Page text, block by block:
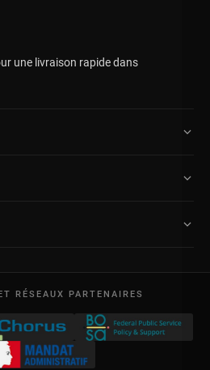
une livraison rapide dans
Liège
RÉSEAUX PARTENAIRES